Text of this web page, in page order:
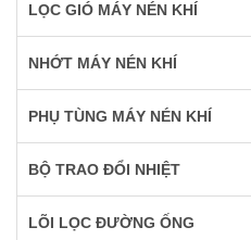
LỌC GIÓ MÁY NÉN KHÍ
NHỚT MÁY NÉN KHÍ
PHỤ TÙNG MÁY NÉN KHÍ
BỘ TRAO ĐỔI NHIỆT
LÕI LỌC ĐƯỜNG ỐNG